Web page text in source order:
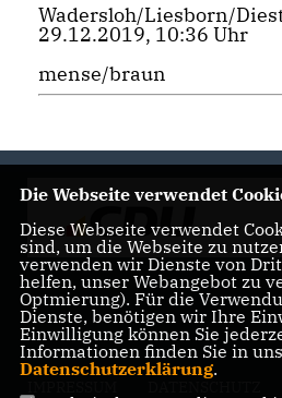
Wadersloh/Liesborn/
29.12.2019, 10:36 Uhr
mense/braun
Die Webseite verwendet
Diese Webseite verwendet
sind, um die Webseite zu
verwenden wir Dienste von
helfen, unser Webangebot zu
Optmierung). Für die
Dienste, benötigen wir Ihre
Einwilligung können Sie
Informationen finden Sie in
Datenschutzerklärung.